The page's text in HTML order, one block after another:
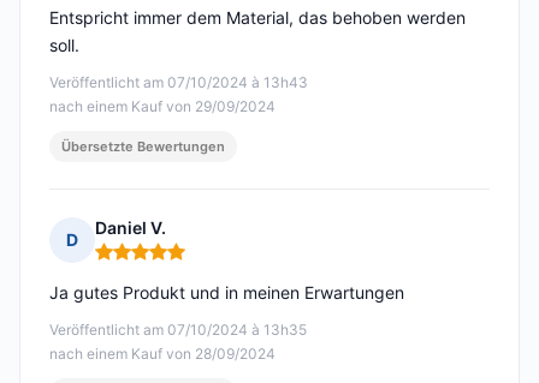
Veröffentlicht am 07/10/2024 à 13h43
nach einem Kauf von 29/09/2024
Entspricht immer dem Material, das behoben werden
soll.
Übersetzte Bewertungen
D
Daniel V.
Hinweis: 5 von 5
Veröffentlicht am 07/10/2024 à 13h35
nach einem Kauf von 28/09/2024
Ja gutes Produkt und in meinen Erwartungen